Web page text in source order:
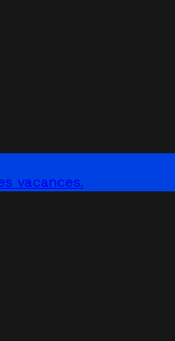
vacances.